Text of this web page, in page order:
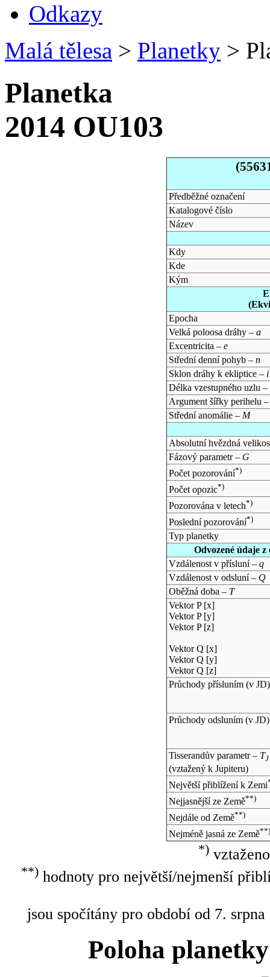
Odkazy
Malá tělesa > Planetky >
Planetka
2014 OU103
Předběžné označení
Katalogové číslo
Název
Kdy
Kde
Kým
Epocha
Velká poloosa dráhy – a
Excentricita – e
Střední denní pohyb – n
Sklon dráhy k ekliptice – i
Délka vzestupného uzlu –
Argument šířky perihelu
Střední anomálie – M
Absolutní hvězdná
Fázový parametr – G
Počet pozorování*)
Počet opozic*)
Pozorována v letech*)
Poslední pozorování*)
Typ planetky
Odvozené údaje
Vzdálenost v přísluní – q
Vzdálenost v odsluní – Q
Oběžná doba – T
Vektor P [x]
Vektor P [y]
Vektor P [z]
Vektor Q [x]
Vektor Q [y]
Vektor Q [z]
Průchody přísluním (v JD)
Průchody odsluním (v JD)
Tisserandův parametr – TJ
(vztažený k Jupiteru)
Největší přiblížení k Zemi
Nejjasnější ze Země**)
Nejdále od Země**)
Nejméně jasná ze Země**)
*)
**)hodnoty pro největší/nejmenší
jsou spočítány pro období od 7.
Poloha